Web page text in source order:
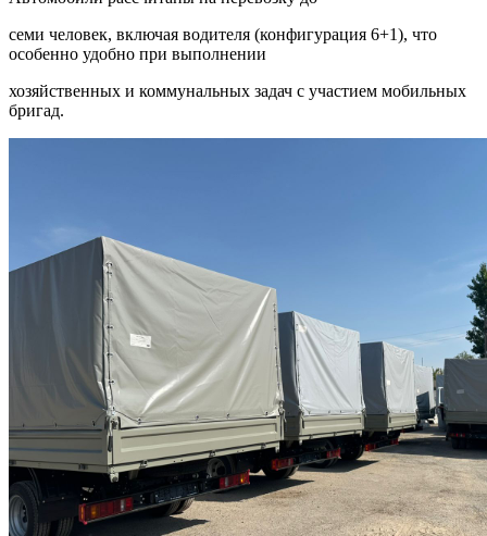
семи человек, включая водителя (конфигурация 6+1), что
особенно удобно при выполнении
хозяйственных и коммунальных задач с участием мобильных
бригад.